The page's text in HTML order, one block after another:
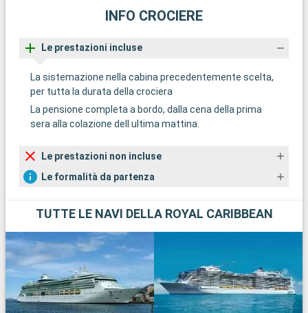
INFO CROCIERE
Le prestazioni incluse
La sistemazione nella cabina precedentemente scelta,
per tutta la durata della crociera
La pensione completa a bordo, dalla cena della prima
sera alla colazione dell ultima mattina.
Le prestazioni non incluse
Le formalità da partenza
TUTTE LE NAVI DELLA ROYAL CARIBBEAN